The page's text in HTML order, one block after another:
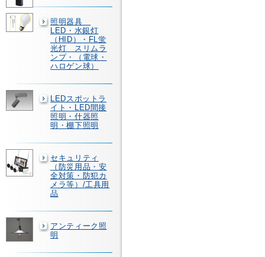
照明器具
LED・水銀灯
（HID）・FL蛍
光灯 スリムラ
ンプ・（電球・
ハロゲン球）
LEDスポットラ
イト・LED間接
照明・什器照
明・棚下照明
セキュリティ
（防災用品・安
全対策・防犯カ
メラ等）/工具用
品
アンティーク照
明